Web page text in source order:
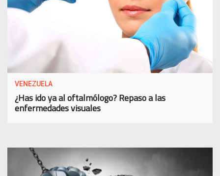
VENEZUELA
¿Has ido ya al oftalmólogo? Repaso a las
enfermedades visuales